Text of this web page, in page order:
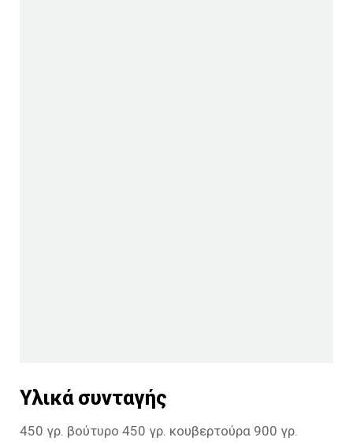
Υλικά συνταγής
450 γρ. βούτυρο 450 γρ. κουβερτούρα 900 γρ.